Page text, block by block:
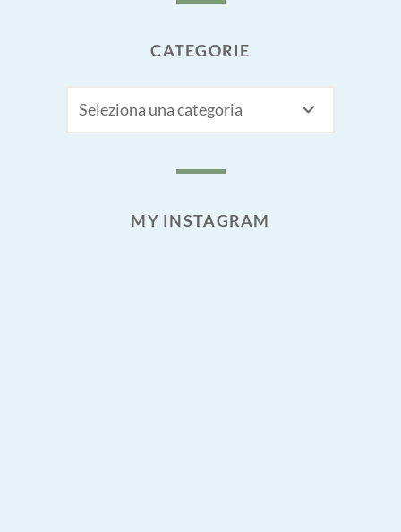
CATEGORIE
MY INSTAGRAM